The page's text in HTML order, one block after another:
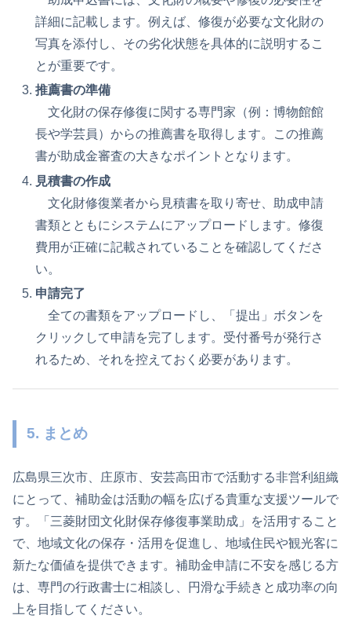
詳細に記載します。例えば、修復が必要な文化財の
写真を添付し、その劣化状態を具体的に説明するこ
とが重要です。
推薦書の準備
文化財の保存修復に関する専門家（例：博物館館
長や学芸員）からの推薦書を取得します。この推薦
書が助成金審査の大きなポイントとなります。
見積書の作成
文化財修復業者から見積書を取り寄せ、助成申請
書類とともにシステムにアップロードします。修復
費用が正確に記載されていることを確認してくださ
い。
申請完了
全ての書類をアップロードし、「提出」ボタンを
クリックして申請を完了します。受付番号が発行さ
れるため、それを控えておく必要があります。
5. まとめ
広島県三次市、庄原市、安芸高田市で活動する非営利組織
にとって、補助金は活動の幅を広げる貴重な支援ツールで
す。「三菱財団文化財保存修復事業助成」を活用すること
で、地域文化の保存・活用を促進し、地域住民や観光客に
新たな価値を提供できます。補助金申請に不安を感じる方
は、専門の行政書士に相談し、円滑な手続きと成功率の向
上を目指してください。